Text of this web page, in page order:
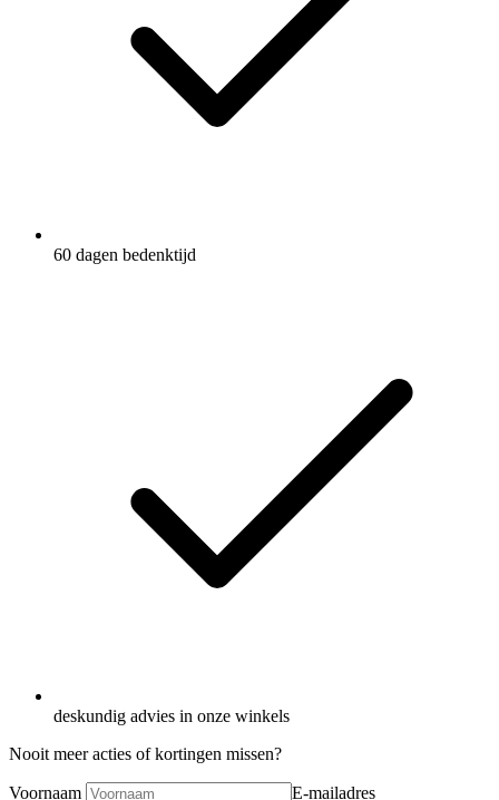
60 dagen bedenktijd
deskundig advies in onze winkels
Nooit meer acties of kortingen missen?
Voornaam E-mailadres